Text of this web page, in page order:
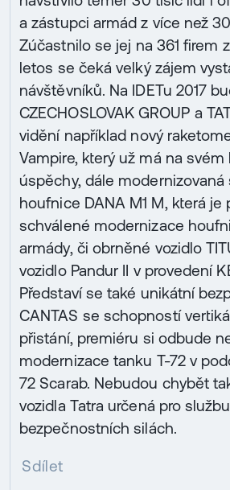
a zástupci armád z více než
Zúčastnilo se jej na 361 firem
letos se čeká velký zájem
návštěvníků. Na IDETu 2017
CZECHOSLOVAK GROUP a
vidění například nový
Vampire, který už má na
úspěchy, dále modernizovaná
houfnice DANA M1 M, která je
schválené modernizace
armády, či obrněné vozidlo
vozidlo Pandur II v provedení
Představí se také unikátní
CANTAS se schopností
přistání, premiéru si odbude
modernizace tanku T-72 v
72 Scarab. Nebudou chybět
vozidla Tatra určená pro
bezpečnostních silách.
Sdílet